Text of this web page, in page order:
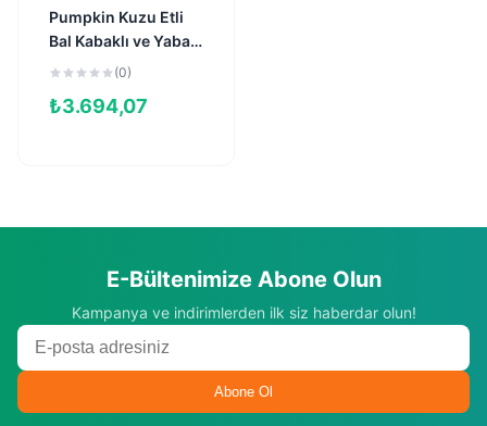
Pumpkin Kuzu Etli
Bal Kabaklı ve Yaban
Mersinli Tahılsız
Maması 5kg
(0)
₺3.694,07
E-Bültenimize Abone Olun
Kampanya ve indirimlerden ilk siz haberdar olun!
Abone Ol